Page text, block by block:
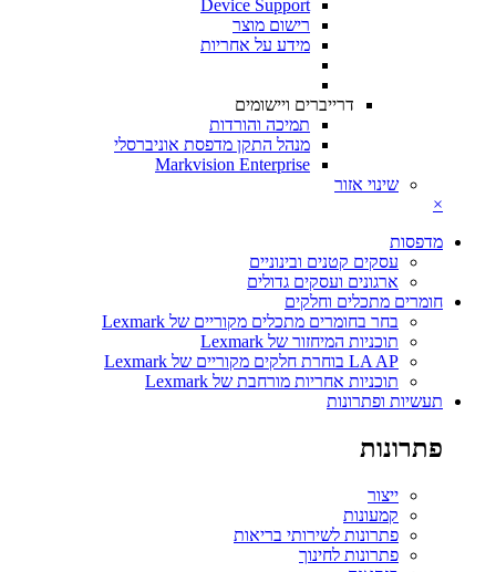
Device Support
רישום מוצר
מידע על אחריות
דרייברים ויישומים
תמיכה והורדות
מנהל התקן מדפסת אוניברסלי
Markvision Enterprise
שינוי אזור
×
מדפסות
עסקים קטנים ובינוניים
ארגונים ועסקים גדולים
חומרים מתכלים וחלקים
בחר בחומרים מתכלים מקוריים של Lexmark
תוכניות המיחזור של Lexmark
LA AP בוחרת חלקים מקוריים של Lexmark
תוכניות אחריות מורחבת של Lexmark
תעשיות ופתרונות
פתרונות
ייצור
קמעונות
פתרונות לשירותי בריאות
פתרונות לחינוך